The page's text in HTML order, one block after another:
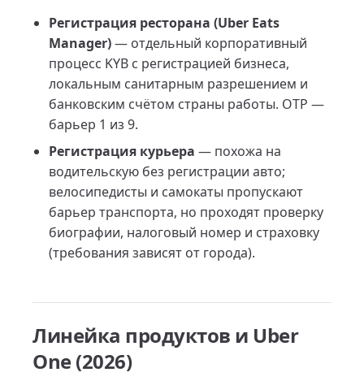
Регистрация ресторана (Uber Eats
Manager)— отдельный корпоративный
процесс KYB с регистрацией бизнеса,
локальным санитарным разрешением и
банковским счётом страны работы. OTP —
барьер 1 из 9.
Регистрация курьера — похожа на
водительскую без регистрации авто;
велосипедисты и самокаты пропускают
барьер транспорта, но проходят проверку
биографии, налоговый номер и страховку
(требования зависят от города).
Линейка продуктов и Uber
One (2026)